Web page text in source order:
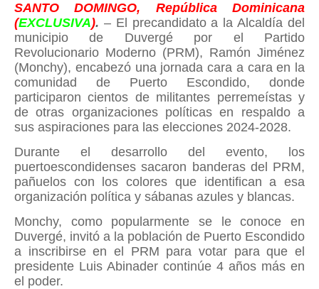
SANTO DOMINGO, República Dominicana
(EXCLUSIVA). – El precandidato a la Alcaldía del
municipio de Duvergé por el Partido
Revolucionario Moderno (PRM), Ramón Jiménez
(Monchy), encabezó una jornada cara a cara en la
comunidad de Puerto Escondido, donde
participaron cientos de militantes perremeístas y
de otras organizaciones políticas en respaldo a
sus aspiraciones para las elecciones 2024-2028.
Durante el desarrollo del evento, los
puertoescondidenses sacaron banderas del PRM,
pañuelos con los colores que identifican a esa
organización política y sábanas azules y blancas.
Monchy, como popularmente se le conoce en
Duvergé, invitó a la población de Puerto Escondido
a inscribirse en el PRM para votar para que el
presidente Luis Abinader continúe 4 años más en
el poder.